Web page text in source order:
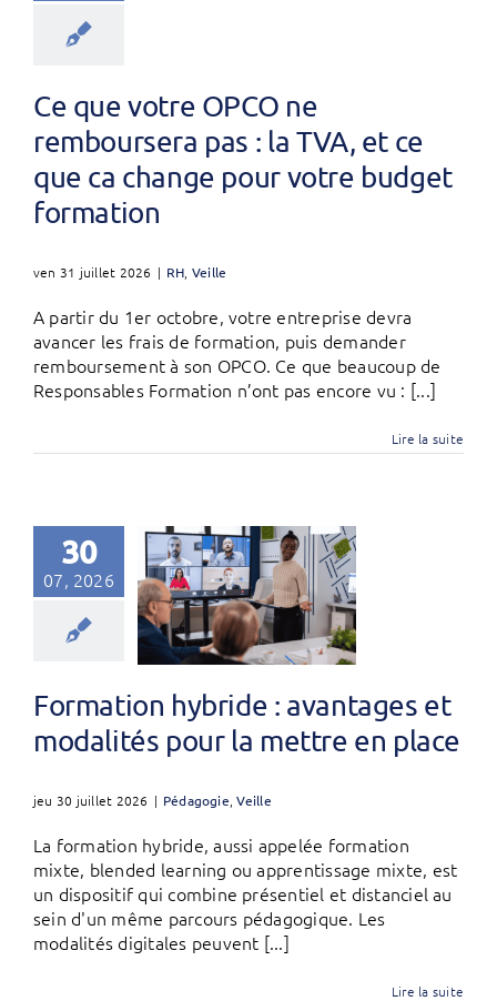
Ce que votre OPCO ne
remboursera pas : la TVA, et ce
que ca change pour votre budget
formation
ven 31 juillet 2026 | RH, Veille
A partir du 1er octobre, votre entreprise devra
avancer les frais de formation, puis demander
remboursement à son OPCO. Ce que beaucoup de
Responsables Formation n’ont pas encore vu : [...]
Lire la suite
30
07, 2026
Formation hybride : avantages et
modalités pour la mettre en place
jeu 30 juillet 2026 | Pédagogie ,Veille
La formation hybride, aussi appelée formation
mixte, blended learning ou apprentissage mixte, est
un dispositif qui combine présentiel et distanciel au
sein d'un même parcours pédagogique. Les
modalités digitales peuvent [...]
Lire la suite